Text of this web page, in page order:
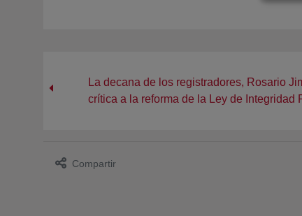
La decana de los registradores, Rosario
crítica a la reforma de la Ley de Integridad
Compartir